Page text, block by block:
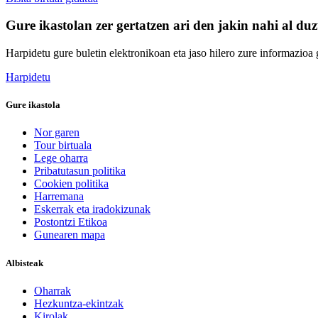
Gure ikastolan zer gertatzen ari den jakin nahi al
Harpidetu gure buletin elektronikoan eta jaso hilero zure informazioa
Harpidetu
Gure ikastola
Nor garen
Tour birtuala
Lege oharra
Pribatutasun politika
Cookien politika
Harremana
Eskerrak eta iradokizunak
Postontzi Etikoa
Gunearen mapa
Albisteak
Oharrak
Hezkuntza-ekintzak